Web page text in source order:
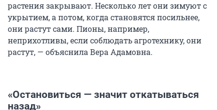
растения закрывают. Несколько лет они зимуют с
укрытием, а потом, когда становятся посильнее,
они растут сами. Пионы, например,
неприхотливы, если соблюдать агротехнику, они
растут, — объяснила Вера Адамовна.
«Остановиться — значит откатываться
назад»